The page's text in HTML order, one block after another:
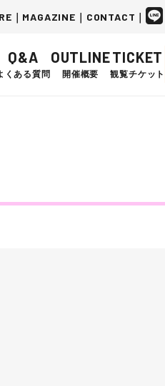
｜ MAGAZINE ｜ CONTACT ｜
Q&A
くある質問
OUTLINE
開催概要
TICKET
観覧チケット